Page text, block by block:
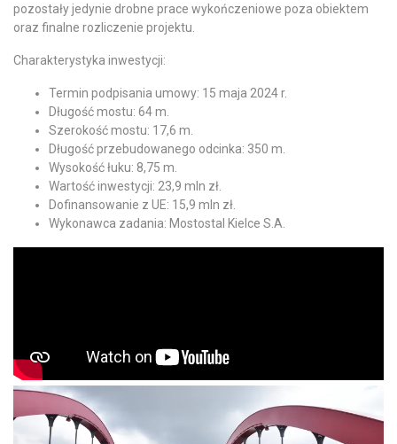
pozostały jedynie drobne prace wykończeniowe poza obiektem
oraz finalne rozliczenie projektu.
Charakterystyka inwestycji:
Termin podpisania umowy: 15 maja 2024 r.
Długość mostu: 64 m.
Szerokość mostu: 17,6 m.
Długość przebudowanego odcinka: 350 m.
Wysokość łuku: 8,75 m.
Wartość inwestycji: 23,9 mln zł.
Dofinansowanie z UE: 15,9 mln zł.
Wykonawca zadania: Mostostal Kielce S.A.